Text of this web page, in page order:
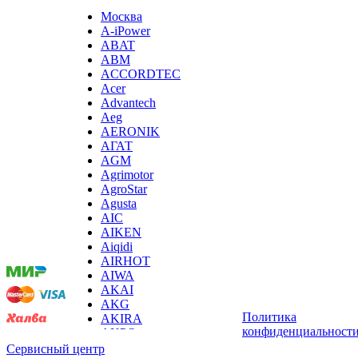
ирригаторов
измельчителей бытовых
измельчителей льда, льдодробителей
измельчителей отходов пищи
измельчителей садового мусора
измерителей влажности древесины
измерительных клещей
извещателей охранных
извещателей пожарных
йогуртниц
кабин для курения
каландра
камер видеонаблюдения, камер заднего вида
камнерезных станков
канализационных установок
канатной машины
капучинаторов (вспенивателей для молока,
карманных проекторов
картофелечисток
кассовой техники
казанов индукционных
кегераторов
кексниц
кипятильников
Москва
A-iPower
ABAT
ABM
ACCORDTEC
Acer
Advantech
Aeg
AERONIK
АГАТ
AGM
Agrimotor
AgroStar
Agusta
AIC
AIKEN
Aiqidi
AIRHOT
AIWA
AKAI
AKG
AKIRA
AKPO
Aksa
Политика
Сервисный центр